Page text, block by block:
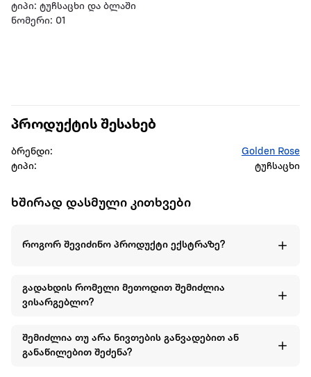
ტიპი: ტუჩსაცხი და ბლაში
ნომერი: 01
პროდუქტის შესახებ
ბრენდი:
Golden Rose
ტიპი:
ტუჩსაცხი
ხშირად დასმული კითხვები
როგორ შევიძინო პროდუქტი ექსტრაზე?
გადახდის რომელი მეთოდით შემიძლია
ვისარგებლო?
შემიძლია თუ არა ნივთების განვადებით ან
განაწილებით შეძენა?